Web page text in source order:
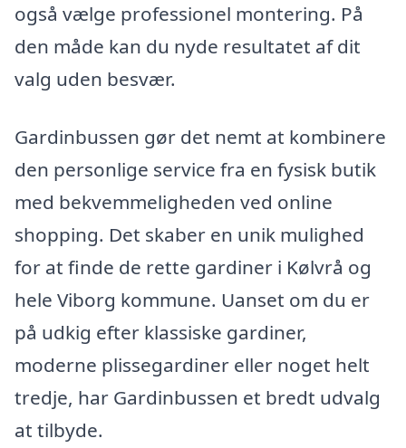
også vælge professionel montering. På
den måde kan du nyde resultatet af dit
valg uden besvær.
Gardinbussen gør det nemt at kombinere
den personlige service fra en fysisk butik
med bekvemmeligheden ved online
shopping. Det skaber en unik mulighed
for at finde de rette gardiner i Kølvrå og
hele Viborg kommune. Uanset om du er
på udkig efter klassiske gardiner,
moderne plissegardiner eller noget helt
tredje, har Gardinbussen et bredt udvalg
at tilbyde.